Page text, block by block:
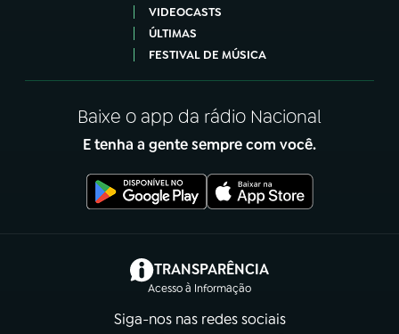
VIDEOCASTS
ÚLTIMAS
FESTIVAL DE MÚSICA
Baixe o app da rádio Nacional
E tenha a gente sempre com você.
TRANSPARÊNCIA
Acesso à Informação
(abre em nova aba)
Siga-nos nas redes sociais